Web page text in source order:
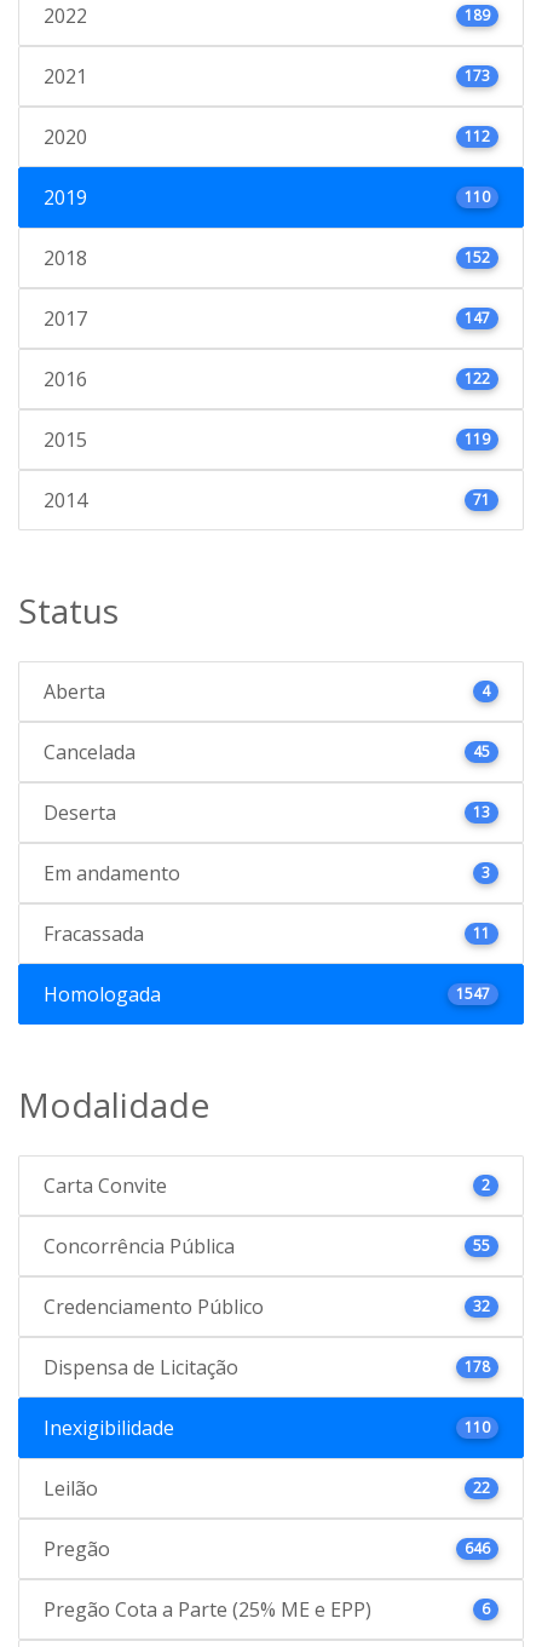
2022 189
2021 173
2020 112
2019 110
2018 152
2017 147
2016 122
2015 119
2014 71
Status
Aberta 4
Cancelada 45
Deserta 13
Em andamento 3
Fracassada 11
Homologada 1547
Modalidade
Carta Convite 2
Concorrência Pública 55
Credenciamento Público 32
Dispensa de Licitação 178
Inexigibilidade 110
Leilão 22
Pregão 646
Pregão Cota a Parte (25% ME e EPP) 6